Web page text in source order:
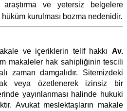
ve yetersiz belgelere
hüküm kurulması bozma nedenidir.
ve içeriklerin telif hakkı Av.
makaleler hak sahipliğinin tescili
zaman damgalıdır. Sitemizdeki
veya özetlenerek izinsiz bir
yayınlanması halinde hukuki
Avukat meslektaşların makale